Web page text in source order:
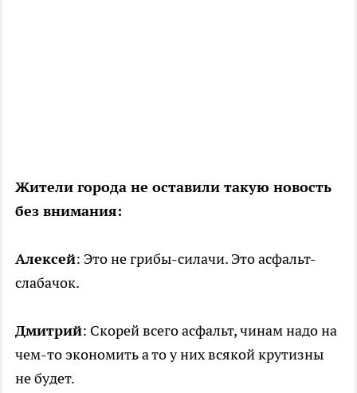
Жители города не оставили такую новость
без внимания:
Алексей: Это не грибы-силачи. Это асфальт-
слабачок.
Дмитрий: Скорей всего асфальт, чинам надо на
чем-то экономить а то у них всякой крутизны
не будет.